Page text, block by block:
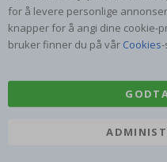
for å levere personlige
knapper for å angi dine cookie-
bruker finner du på vår Cookies